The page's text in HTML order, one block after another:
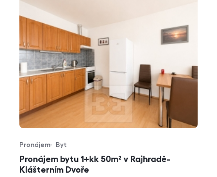
Pronájem bytu 1+kk 50m² v Rajhradě-
Klášterním Dvoře
Typ nabídky
Pronájem
Typ nemovitosti
Byt